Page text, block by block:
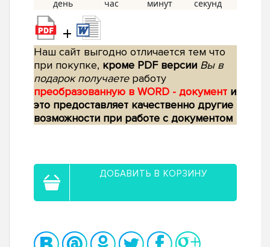
+
Наш сайт выгодно отличается тем что
при покупке, кроме PDF версии Вы в
подарок получаетеработу
преобразованную в WORD - документ и
это предоставляет качественно другие
возможности при работе с документом
ДОБАВИТЬ В КОРЗИНУ